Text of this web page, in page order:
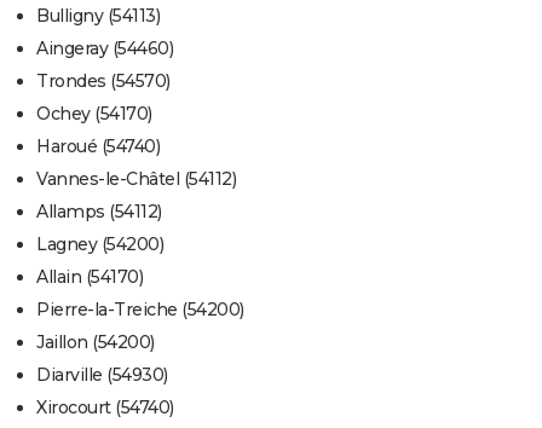
Bulligny (54113)
Aingeray (54460)
Trondes (54570)
Ochey (54170)
Haroué (54740)
Vannes-le-Châtel (54112)
Allamps (54112)
Lagney (54200)
Allain (54170)
Pierre-la-Treiche (54200)
Jaillon (54200)
Diarville (54930)
Xirocourt (54740)